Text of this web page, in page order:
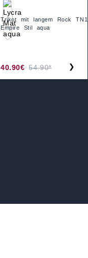
Trikot mit langem Rock
Empire Stil aqua
40.90€ 54.90* ❯